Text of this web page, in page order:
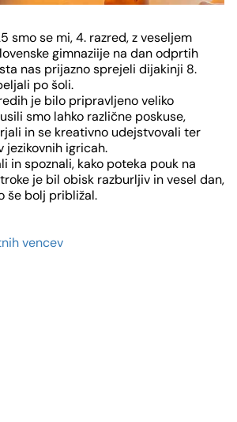
smo se mi, 4. razred, z veseljem
gimnaziije na dan odprtih
nas prijazno sprejeli dijakinji 8.
po šoli.
je bilo pripravljeno veliko
smo lahko različne poskuse,
in se kreativno udejstvovali ter
jezikovnih igricah.
in spoznali, kako poteka pouk na
je bil obisk razburljiv in vesel dan,
še bolj približal.
vencev